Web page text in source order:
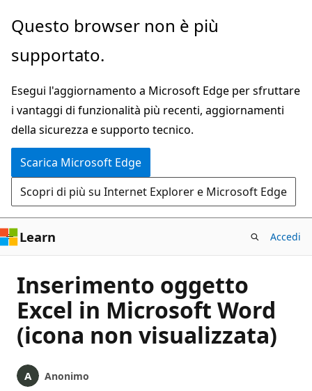
Ignora
passa
contenuto
principale
Questo browser non è più
supportato.
Esegui l'aggiornamento a Microsoft Edge per sfruttare
i vantaggi di funzionalità più recenti, aggiornamenti
della sicurezza e supporto tecnico.
Scarica Microsoft Edge
Scopri di più su Internet Explorer e Microsoft Edge
Learn Accedi
Inserimento oggetto
Excel in Microsoft Word
(icona non visualizzata)
Anonimo